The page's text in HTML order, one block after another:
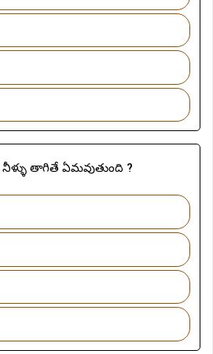
నీళ్ళు తాగితే ఏమవుతుంది ?